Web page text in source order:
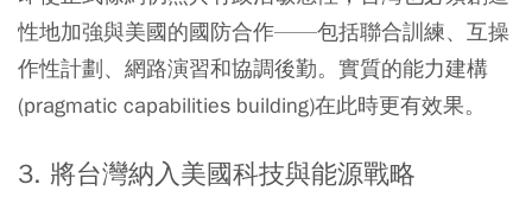
性地加強與美國的國防合作——包括聯合訓練、互操
作性計劃、網路演習和協調後勤。實質的能力建構
(pragmatic capabilities building)在此時更有效果。
3. 將台灣納入美國科技與能源戰略